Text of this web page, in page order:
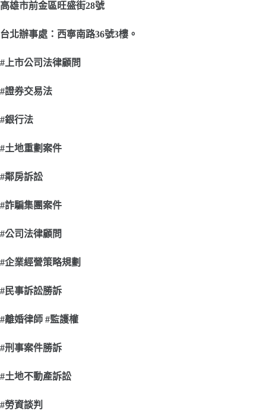
高雄市前金區旺盛街28號
台北辦事處：西寧南路36號3樓。
# 上市公司法律顧問
#證券交易法
#銀行法
#土地重劃案件
#鄰房訴訟
#詐騙集團案件
#公司法律顧問
#企業經營策略規劃
#民事訴訟勝訴
#離婚律師 #監護權
#刑事案件勝訴
#土地不動產訴訟
#勞資談判